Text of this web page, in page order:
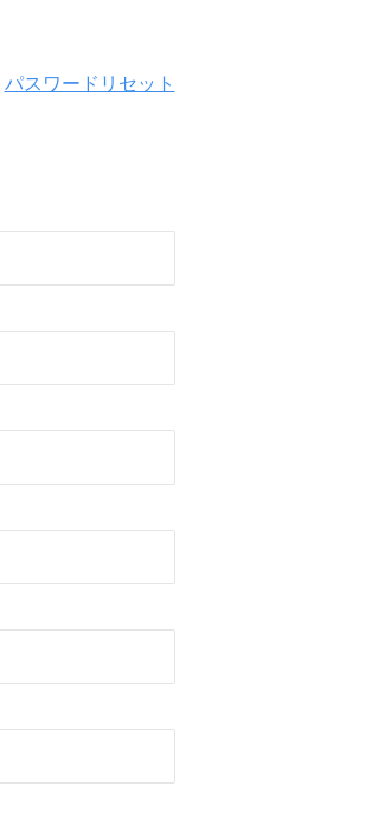
パスワードリセット